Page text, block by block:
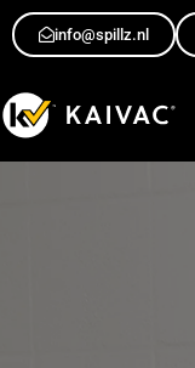
info@spillz.nl